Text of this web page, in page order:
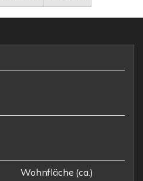
Wohnfläche (ca.)